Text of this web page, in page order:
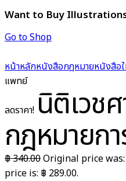
Want to Buy
Go to Shop
หน้าหลักหนังสือกฎหมายหนังสือ
แพทย์
ลดราคา! นิติเวช
กฎหมายก
฿340.00Original price was:
price is: ฿ 289.00.